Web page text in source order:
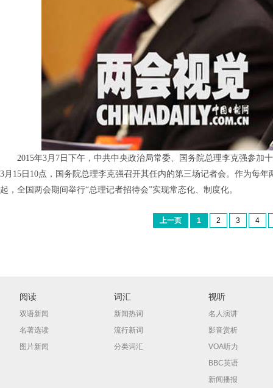
2015年3月7日下午，中共中央政治局常委、国务院总理李克强参加
3月15日10点，国务院总理李克强召开其任内的第三场记者会。作为每
起，全国两会期间举行“总理记者招待会”实现常态化、制度化。
上一页 1 2 3 4
阅读
双语新闻
名著选读
图片新闻
词汇
新闻热词
流行新词
分类词汇
视听
名人演讲
影音赏析
VOA听力
BBC英语
新闻播报